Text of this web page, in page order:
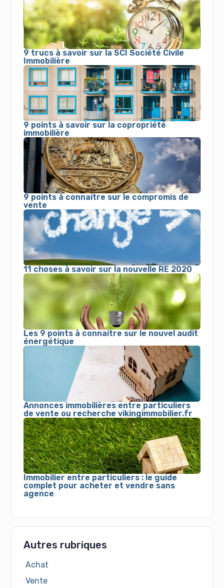
9 trucs à savoir sur la SCI Société Civile
Immobilière
9 points à savoir sur la copropriété
immobilière
9 points à connaitre sur le compromis de
vente
11 choses à savoir sur la nouvelle RE 2020
Les 9 points à connaitre sur le nouvel audit
énergétique
Annonces immobilières entre particuliers
de vente ou recherche vikingimmobilier.fr
Immobilier entre particuliers : le guide
complet pour acheter et vendre sans
agence
Autres rubriques
Achat
Vente